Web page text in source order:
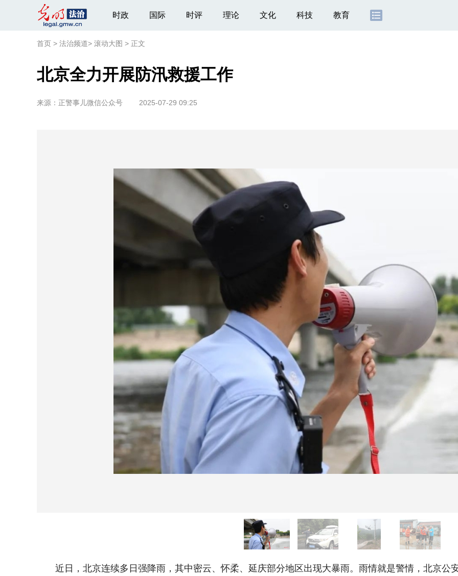
时政 国际 时评 理论 文化 科技 教育
首页 > 法治频道> 滚动大图 > 正文
北京全力开展防汛救援工作
来源： 正警事儿微信公众号 2025-07-29 09:25
近日，北京连续多日强降雨，其中密云、怀柔、延庆部分地区出现大暴雨。雨情就是警情，北京公